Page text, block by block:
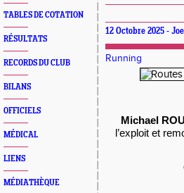
TABLES DE COTATION
RÉSULTATS
RECORDS DU CLUB
BILANS
OFFICIELS
MÉDICAL
LIENS
MÉDIATHÈQUE
12 Octobre 2025 -
Running
Michael
l’exploit et